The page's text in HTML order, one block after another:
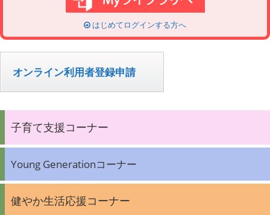
はじめてログインする方へ
オンライン利用者登録申請
子育て支援コーナー
Young Generationコーナー
健やか生活応援コーナー